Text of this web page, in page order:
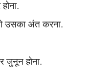
उसका अंत करना.
जुनून होना.